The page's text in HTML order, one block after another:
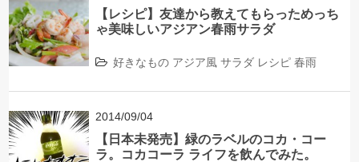
【レシピ】友達から教えてもらっためっち
ゃ美味しいアジアン春雨サラダ
好きなもの アジア風 サラダ レシピ 春雨
2014/09/04
【日本未発売】緑のラベルのコカ・コー
ラ。コカコーラ ライフを飲んでみた。